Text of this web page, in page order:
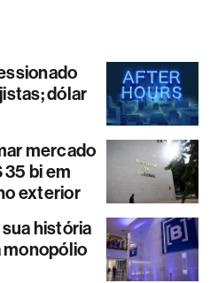
dólar
mercado
bi em
exterior
história
monopólio